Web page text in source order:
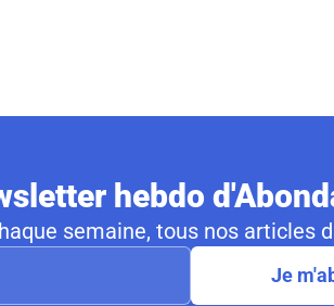
hebdo
semaine, tous nos articles
Je